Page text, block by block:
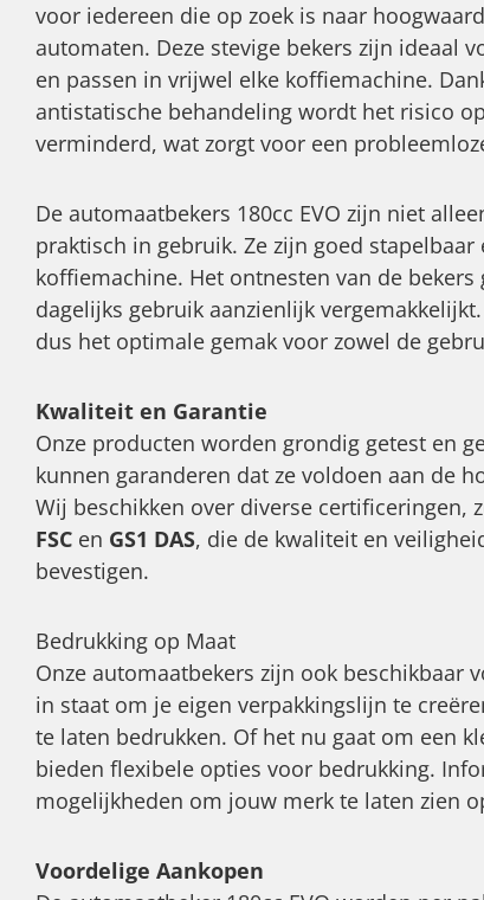
voor iedereen die op zoek is naar
automaten. Deze stevige bekers zijn ideaal
en passen in vrijwel elke koffiemachine.
antistatische behandeling wordt het risico
verminderd, wat zorgt voor een
De automaatbekers 180cc EVO zijn niet
praktisch in gebruik. Ze zijn goed
koffiemachine. Het ontnesten van de
dagelijks gebruik aanzienlijk
dus het optimale gemak voor zowel de
Kwaliteit en Garantie
Onze producten worden grondig getest en
kunnen garanderen dat ze voldoen aan de
Wij beschikken over diverse certificeringen,
FSC en GS1 DAS, die de kwaliteit en
bevestigen.
Bedrukking op Maat
Onze automaatbekers zijn ook beschikbaar
in staat om je eigen verpakkingslijn te
te laten bedrukken. Of het nu gaat om een
bieden flexibele opties voor bedrukking.
mogelijkheden om jouw merk te laten zien
Voordelige Aankopen